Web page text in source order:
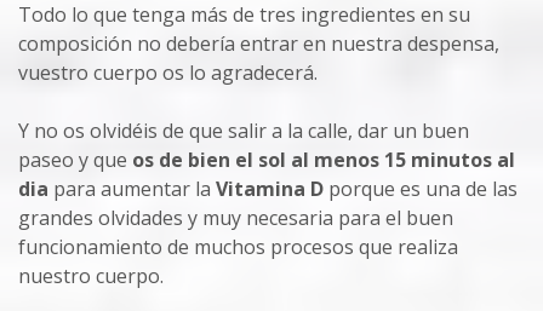
Todo lo que tenga más de tres ingredientes en su
composición no debería entrar en nuestra despensa,
vuestro cuerpo os lo agradecerá.
Y no os olvidéis de que salir a la calle, dar un buen
paseo y que os de bien el sol al menos 15 minutos al
dia para aumentar la Vitamina D porque es una de las
grandes olvidades y muy necesaria para el buen
funcionamiento de muchos procesos que realiza
nuestro cuerpo.